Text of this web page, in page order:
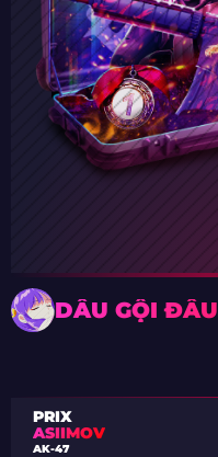
DẦU GỘI ĐẦU
PRIX
ASIIMOV
AK-47